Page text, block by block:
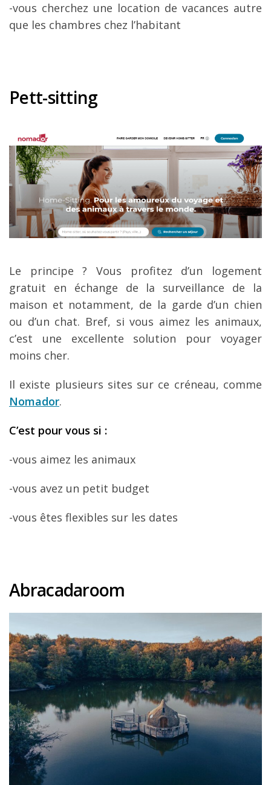
-vous cherchez une location de vacances autre
que les chambres chez l’habitant
Pett-sitting
Le principe ? Vous profitez d’un logement
gratuit en échange de la surveillance de la
maison et notamment, de la garde d’un chien
ou d’un chat. Bref, si vous aimez les animaux,
c’est une excellente solution pour voyager
moins cher.
Il existe plusieurs sites sur ce créneau, comme
Nomador.
C’est pour vous si :
-vous aimez les animaux
-vous avez un petit budget
-vous êtes flexibles sur les dates
Abracadaroom